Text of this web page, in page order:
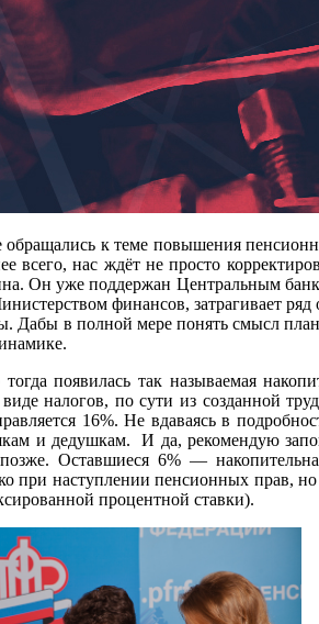
к теме повышения
всего, нас ждёт не просто
Он уже поддержан Центральным
финансов, затрагивает
в полной мере понять смысл
появилась так называемая
виде налогов, по сути из созданной
16%. Не вдаваясь в
и дедушкам. И да, рекомендую
Оставшиеся 6% —
при наступлении пенсионных
процентной ставки).